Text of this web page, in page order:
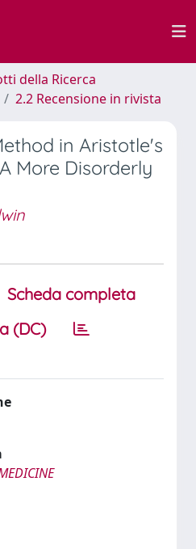
della Ricerca
2.2 Recensione in rivista
in Aristotle's
More Disorderly
Scheda completa
(DC)